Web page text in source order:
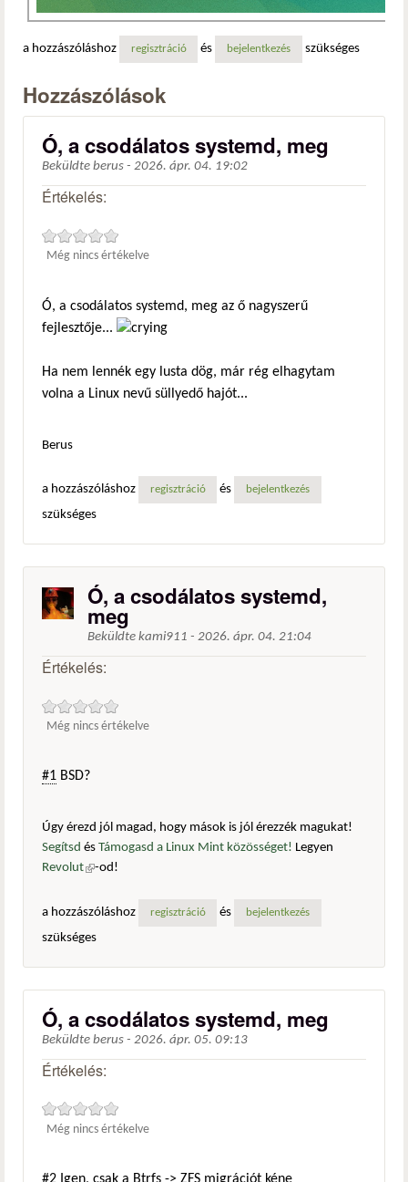
a hozzászóláshoz regisztráció és bejelentkezés szükséges
Hozzászólások
Ó, a csodálatos systemd, meg
Beküldte berus - 2026. ápr. 04. 19:02
Értékelés:
Még nincs értékelve
Ó, a csodálatos systemd, meg az ő nagyszerű
fejlesztője...
Ha nem lennék egy lusta dög, már rég elhagytam
volna a Linux nevű süllyedő hajót...
Berus
a hozzászóláshoz regisztráció és bejelentkezés
szükséges
Ó, a csodálatos systemd,
meg
Beküldte kami911 - 2026. ápr. 04. 21:04
Értékelés:
Még nincs értékelve
#1 BSD?
Úgy érezd jól magad, hogy mások is jól érezzék magukat!
Segítsd és Támogasd a Linux Mint közösséget! Legyen
Revolut(külső hivatkozás)
-od!
a hozzászóláshoz regisztráció és bejelentkezés
szükséges
Ó, a csodálatos systemd, meg
Beküldte berus - 2026. ápr. 05. 09:13
Értékelés:
Még nincs értékelve